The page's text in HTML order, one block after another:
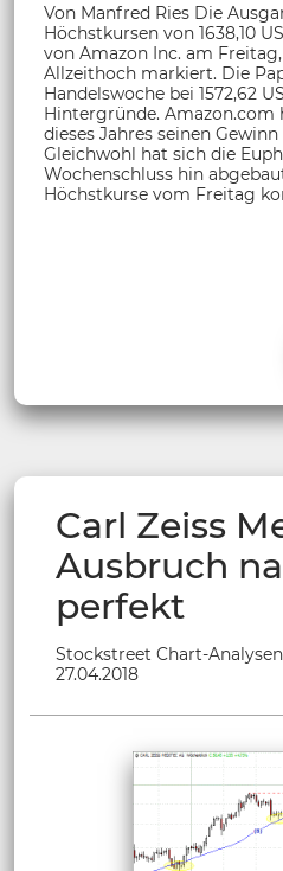
Von Manfred Ries Die
Höchstkursen von 1638,10
von Amazon Inc. am Freitag,
Allzeithoch markiert. Die
Handelswoche bei 1572,62
Hintergründe. Amazon.com
dieses Jahres seinen
Gleichwohl hat sich die
Wochenschluss hin
Höchstkurse vom Freitag
Carl Zeiss
Ausbruch
perfekt
Stockstreet Chart-
27.04.2018